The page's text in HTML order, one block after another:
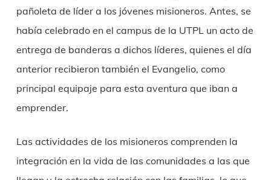
pañoleta de líder a los jóvenes misioneros. Antes, se
había celebrado en el campus de la UTPL un acto de
entrega de banderas a dichos líderes, quienes el día
anterior recibieron también el Evangelio, como
principal equipaje para esta aventura que iban a
emprender.
Las actividades de los misioneros comprenden la
integración en la vida de las comunidades a las que